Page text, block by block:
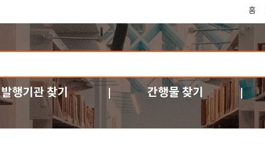
홈
발행기관 찾기 간행물 찾기